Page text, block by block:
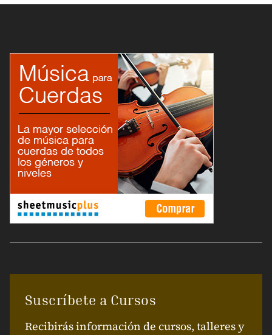
Suscríbete a Cursos
Recibirás información de cursos, talleres y